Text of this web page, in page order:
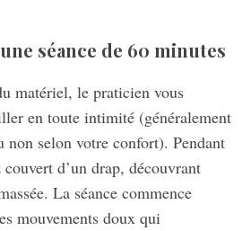
séance de 60 minutes
matériel, le praticien vous
en toute intimité (généralement
non selon votre confort). Pendant
couvert d’un drap, découvrant
La séance commence
mouvements doux qui